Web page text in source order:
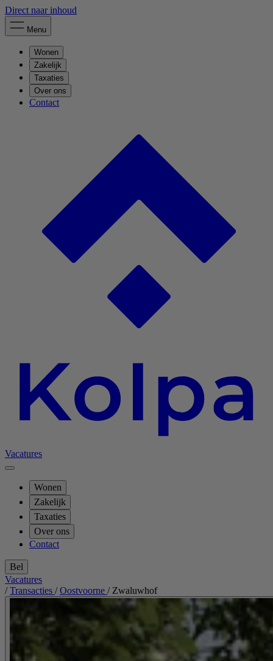
Direct naar inhoud
Menu
Wonen
Zakelijk
Taxaties
Over ons
Contact
Vacatures
Wonen
Zakelijk
Taxaties
Over ons
Contact
Bel
Vacatures
/ Transacties / Oostvoorne / Zwaluwhof